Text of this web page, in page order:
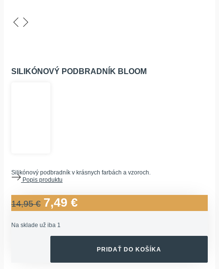
SILIKÓNOVÝ PODBRADNÍK BLOOM
Silikónový podbradník v krásnych farbách a vzoroch.
Popis produktu
14,95€ PÔVODNÁ
7,49 €AKTUÁLNA
7,49 €.
Na sklade už iba 1
PRIDAŤ DO KOŠÍKA